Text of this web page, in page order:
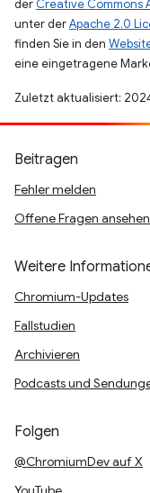
der Creative Commons
unter derApache 2.0
finden Sie in den
eine eingetragene
Zuletzt aktualisiert:
Beitragen
Fehler melden
Offene Fragen ansehen
Weitere
Chromium-Updates
Fallstudien
Archivieren
Podcasts und
Folgen
@ChromiumDev auf X